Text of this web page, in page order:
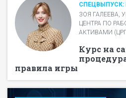
СПЕЦВЫПУСК:
ЗОЯ ГАЛЕЕВА,
ЦЕНТРА ПО
АКТИВАМИ
Курс на
правила игры